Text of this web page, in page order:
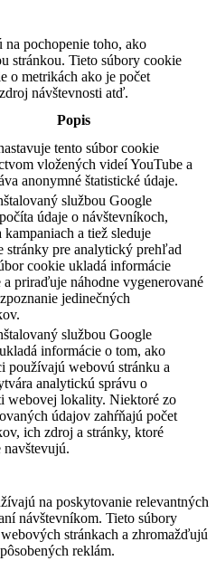
pochopenie toho, ako
stránkou. Tieto súbory cookie
o metrikách ako je počet
návštevnosti atď.
Popis
tento súbor cookie
vložených videí YouTube a
anonymné štatistické údaje.
službou Google
údaje o návštevníkoch,
kampaniach a tiež sleduje
stránky pre analytický prehľad
cookie ukladá informácie
a priraďuje náhodne vygenerované
jedinečných
službou Google
informácie o tom, ako
používajú webovú stránku a
analytickú správu o
webovej lokality. Niektoré zo
údajov zahŕňajú počet
ich zdroj a stránky, ktoré
navštevujú.
na poskytovanie relevantných
návštevníkom. Tieto súbory
stránkach a zhromažďujú
reklám.